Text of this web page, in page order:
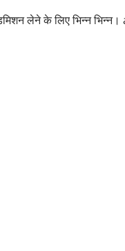
लेने के लिए भिन्न